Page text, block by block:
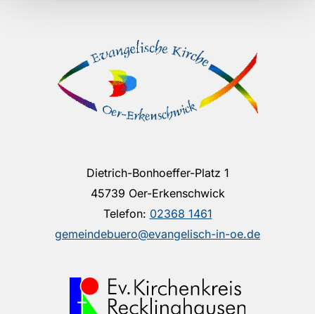
Dietrich-Bonhoeffer-Platz 1
45739 Oer-Erkenschwick
Telefon: 02368 1461
gemeindebuero@evangelisch-in-oe.de